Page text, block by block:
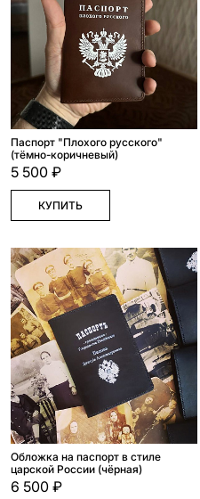
Паспорт "Плохого русского"
(тёмно-коричневый)
5 500 ₽
КУПИТЬ
Обложка на паспорт в стиле
царской России (чёрная)
6 500 ₽